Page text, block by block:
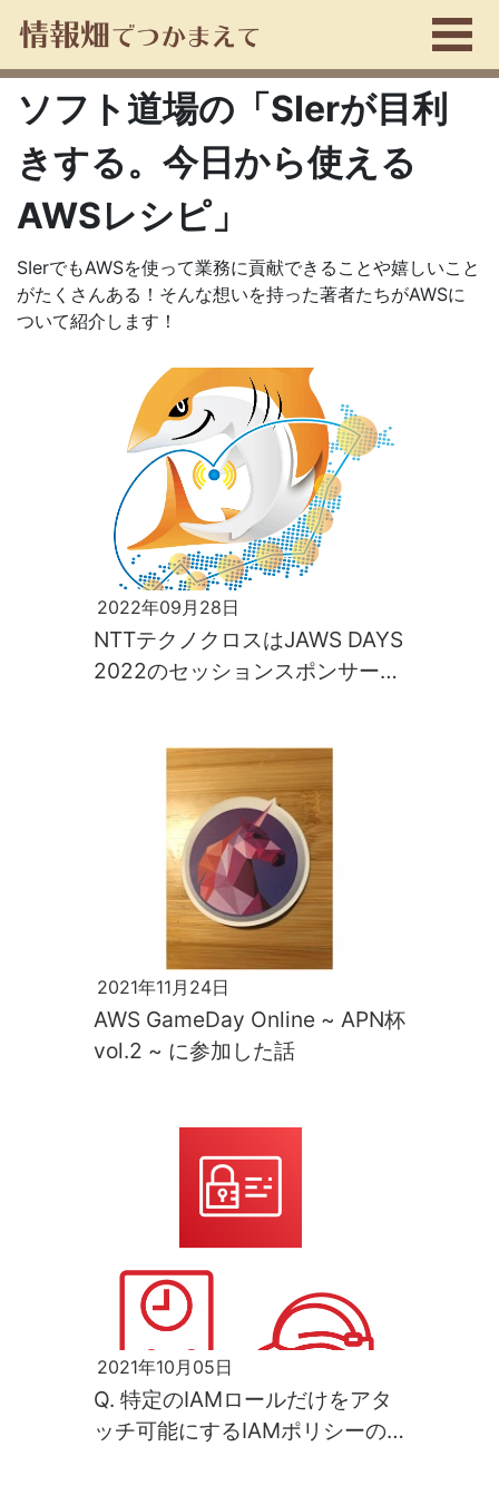
ソフト道場の「SIerが目利
きする。今日から使える
AWSレシピ」
SIerでもAWSを使って業務に貢献できることや嬉しいこと
がたくさんある！そんな想いを持った著者たちがAWSに
ついて紹介します！
2022年09月28日
NTTテクノクロスはJAWS DAYS
2022のセッションスポンサーと
2021年11月24日
AWS GameDay Online ~ APN杯
vol.2 ~ に参加した話
2021年10月05日
Q. 特定のIAMロールだけをアタ
ッチ可能にするIAMポリシーの